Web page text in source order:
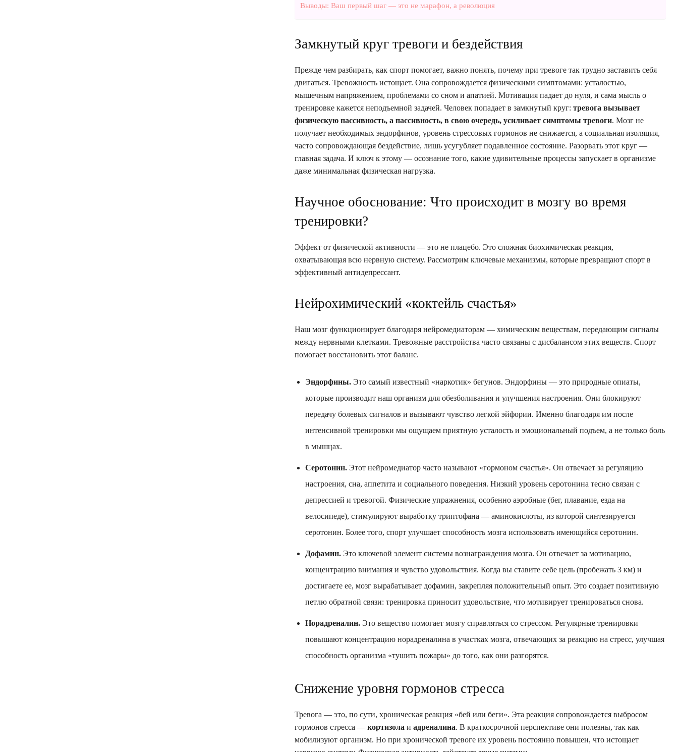
Выводы: Ваш первый шаг — это не марафон, а революция
Замкнутый круг тревоги и бездействия
Прежде чем разбирать, как спорт помогает, важно понять, почему при тревоге так трудно заставить себя
двигаться. Тревожность истощает. Она сопровождается физическими симптомами: усталостью,
мышечным напряжением, проблемами со сном и апатией. Мотивация падает до нуля, и сама мысль о
тренировке кажется неподъемной задачей. Человек попадает в замкнутый круг: тревога вызывает
физическую пассивность, а пассивность, в свою очередь, усиливает симптомы тревоги. Мозг не
получает необходимых эндорфинов, уровень стрессовых гормонов не снижается, а социальная изоляция,
часто сопровождающая бездействие, лишь усугубляет подавленное состояние. Разорвать этот круг —
главная задача. И ключ к этому — осознание того, какие удивительные процессы запускает в организме
даже минимальная физическая нагрузка.
Научное обоснование: Что происходит в мозгу во время
тренировки?
Эффект от физической активности — это не плацебо. Это сложная биохимическая реакция,
охватывающая всю нервную систему. Рассмотрим ключевые механизмы, которые превращают спорт в
эффективный антидепрессант.
Нейрохимический «коктейль счастья»
Наш мозг функционирует благодаря нейромедиаторам — химическим веществам, передающим сигналы
между нервными клетками. Тревожные расстройства часто связаны с дисбалансом этих веществ. Спорт
помогает восстановить этот баланс.
Эндорфины. Это самый известный «наркотик» бегунов. Эндорфины — это природные опиаты,
которые производит наш организм для обезболивания и улучшения настроения. Они блокируют
передачу болевых сигналов и вызывают чувство легкой эйфории. Именно благодаря им после
интенсивной тренировки мы ощущаем приятную усталость и эмоциональный подъем, а не только боль
в мышцах.
Серотонин. Этот нейромедиатор часто называют «гормоном счастья». Он отвечает за регуляцию
настроения, сна, аппетита и социального поведения. Низкий уровень серотонина тесно связан с
депрессией и тревогой. Физические упражнения, особенно аэробные (бег, плавание, езда на
велосипеде), стимулируют выработку триптофана — аминокислоты, из которой синтезируется
серотонин. Более того, спорт улучшает способность мозга использовать имеющийся серотонин.
Дофамин. Это ключевой элемент системы вознаграждения мозга. Он отвечает за мотивацию,
концентрацию внимания и чувство удовольствия. Когда вы ставите себе цель (пробежать 3 км) и
достигаете ее, мозг вырабатывает дофамин, закрепляя положительный опыт. Это создает позитивную
петлю обратной связи: тренировка приносит удовольствие, что мотивирует тренироваться снова.
Норадреналин. Это вещество помогает мозгу справляться со стрессом. Регулярные тренировки
повышают концентрацию норадреналина в участках мозга, отвечающих за реакцию на стресс, улучшая
способность организма «тушить пожары» до того, как они разгорятся.
Снижение уровня гормонов стресса
Тревога — это, по сути, хроническая реакция «бей или беги». Эта реакция сопровождается выбросом
гормонов стресса — кортизола и адреналина. В краткосрочной перспективе они полезны, так как
мобилизуют организм. Но при хронической тревоге их уровень постоянно повышен, что истощает